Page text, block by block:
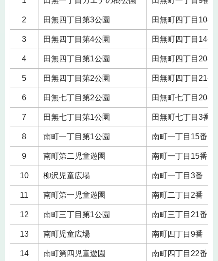
2 田無四丁目第3公園 田無町四丁目10番
3 田無四丁目第4公園 田無町四丁目14番
4 田無四丁目第1公園 田無町四丁目20番
5 田無四丁目第2公園 田無町四丁目21番
6 田無七丁目第2公園 田無町七丁目20番
7 田無七丁目第1公園 田無町七丁目3番
8 南町一丁目第1公園 南町一丁目15番
9 南町第二児童遊園 南町一丁目15番
10 柳沢児童広場 南町一丁目3番
11 南町第一児童遊園 南町二丁目2番
12 南町三丁目第1公園 南町三丁目21番
13 南町児童広場 南町四丁目9番
14 南町第四児童遊園 南町四丁目22番